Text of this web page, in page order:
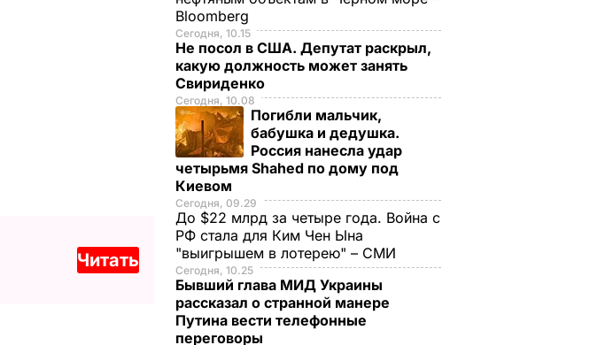
Читать
Bloomberg
Сегодня, 10.15
Не посол в США. Депутат раскрыл,
какую должность может занять
Свириденко
Сегодня, 10.08
Погибли мальчик,
бабушка и дедушка.
Россия нанесла удар
четырьмя Shahed по дому под
Киевом
Сегодня, 09.29
До $22 млрд за четыре года. Война с
РФ стала для Ким Чен Ына
"выигрышем в лотерею" – СМИ
Сегодня, 10.25
Бывший глава МИД Украины
рассказал о странной манере
Путина вести телефонные
переговоры